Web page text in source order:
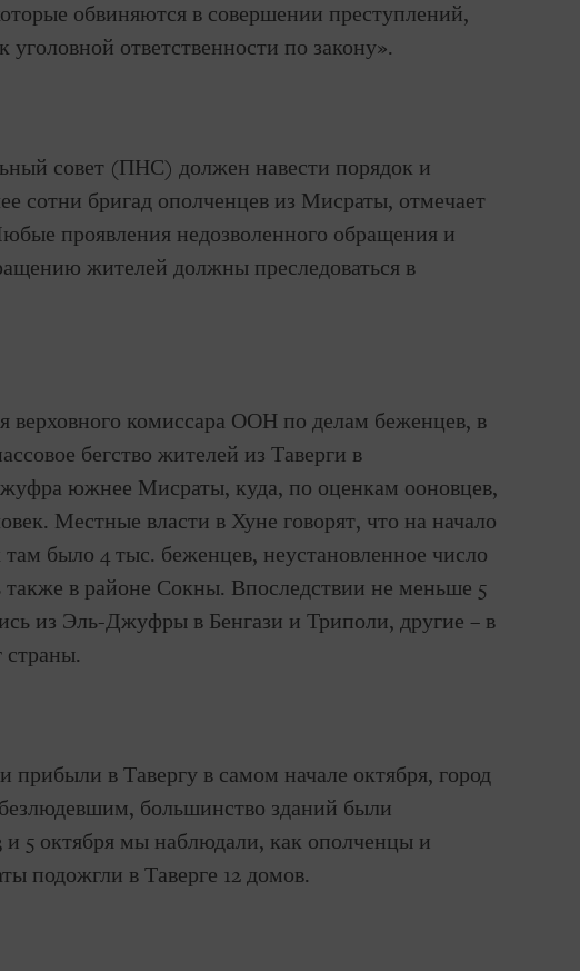
обвиняются в совершении преступлений,
ответственности по закону».
совет (ПНС) должен навести порядок и
сотни бригад ополченцев из Мисраты, отмечает
проявления недозволенного обращения и
жителей должны преследоваться в
верховного комиссара ООН по делам беженцев, в
бегство жителей из Таверги в
южнее Мисраты, куда, по оценкам ооновцев,
Местные власти в Хуне говорят, что на начало
там было 4 тыс. беженцев, неустановленное число
также в районе Сокны. Впоследствии не меньше 5
из Эль-Джуфры в Бенгази и Триполи, другие – в
прибыли в Тавергу в самом начале октября, город
большинство зданий были
5 октября мы наблюдали, как ополченцы и
подожгли в Таверге 12 домов.